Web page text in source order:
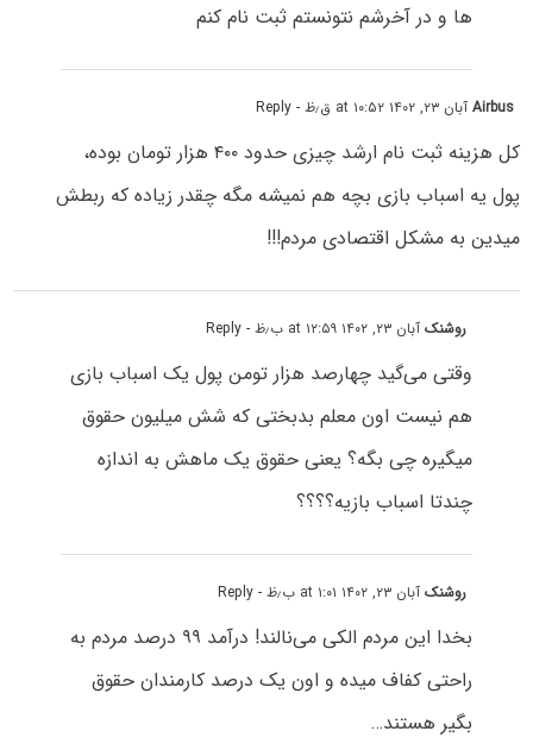
ها و در آخرشم نتونستم ثبت نام کنم
Airbusآبان ۲۳, ۱۴۰۲ at ۱۰:۵۲ ق٫ظ - Reply
کل هزینه ثبت نام ارشد چیزی حدود ۴۰۰ هزار تومان بوده،
پول یه اسباب بازی بچه هم نمیشه مگه چقدر زیاده که ربطش
میدین به مشکل اقتصادی مردم!!!
روشنکآبان ۲۳, ۱۴۰۲ at ۱۲:۵۹ ب٫ظ - Reply
وقتی می‌گید چهارصد هزار تومن پول یک اسباب بازی
هم نیست اون معلم بدبختی که شش میلیون حقوق
میگیره چی بگه؟ یعنی حقوق یک ماهش به اندازه
چندتا اسباب بازیه؟؟؟؟
روشنکآبان ۲۳, ۱۴۰۲ at ۱:۰۱ ب٫ظ - Reply
بخدا این مردم الکی می‌نالند! درآمد ۹۹ درصد مردم به
راحتی کفاف میده و اون یک درصد کارمندان حقوق
بگیر هستند‌…